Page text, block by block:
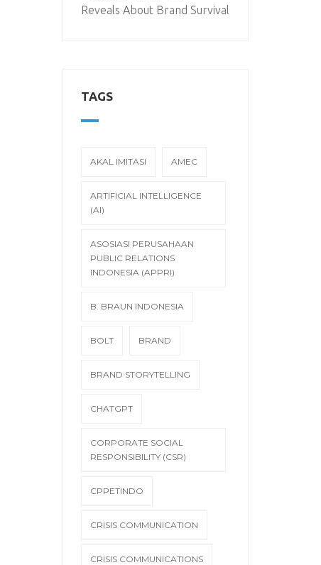
Reveals About Brand Survival
TAGS
AKAL IMITASI AMEC
ARTIFICIAL INTELLIGENCE
(AI)
ASOSIASI PERUSAHAAN
PUBLIC RELATIONS
INDONESIA (APPRI)
B. BRAUN INDONESIA
BOLT BRAND
BRAND STORYTELLING
CHATGPT
CORPORATE SOCIAL
RESPONSIBILITY (CSR)
CPPETINDO
CRISIS COMMUNICATION
CRISIS COMMUNICATIONS